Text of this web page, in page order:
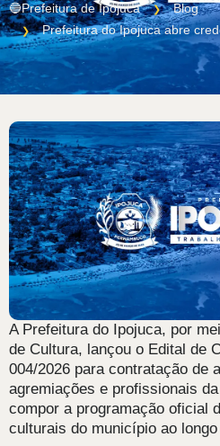
🔵Prefeitura de Ipojuca
Blog
Prefeitura do Ipojuca abre
A Prefeitura do Ipojuca, por
de Cultura, lançou o Edital de
004/2026 para contratação de
agremiações e profissionais
compor a programação oficial
culturais do município ao